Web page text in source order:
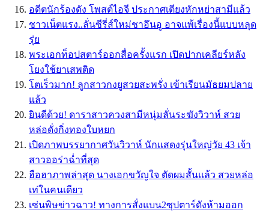
อดีตนักร้องดัง โพสต์ไอจี ประกาศเตียงหักหย่าสามีแล้ว
ชาวเน็ตแรง..ลั่นซีรี่ส์ใหม่ชาอึนอู อาจแพ้เรื่องนี้แบบหลุด
รุ่ย
พระเอกท็อปสตาร์ออกสื่อครั้งแรก เปิดปากเคลียร์หลัง
โยงใช้ยาเสพติด
โตเร็วมาก! ลูกสาวกงยูสวยสะพรั่ง เข้าเรียนมัธยมปลาย
แล้ว
ยินดีด้วย! ดาราสาวควงสามีหนุ่มลั่นระฆังวิวาห์ สวย
หล่อดั่งกิ่งทองใบหยก
เปิดภาพบรรยากาศวันวิวาห์ นักเเสดงรุ่นใหญ่วัย 43 เจ้า
สาวออร่าฉ่ำที่สุด
ฮือฮาภาพล่าสุด นางเอกขวัญใจ ตัดผมสั้นเเล้ว สวยหล่อ
เท่ในคนเดียว
เซ่นพิษข่าวฉาว! ทางการสั่งแบน2ซุปตาร์ดังห้ามออก